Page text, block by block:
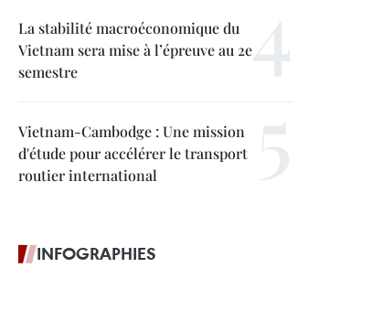
La stabilité macroéconomique du
Vietnam sera mise à l’épreuve au 2e
semestre
Vietnam-Cambodge : Une mission
d'étude pour accélérer le transport
routier international
INFOGRAPHIES